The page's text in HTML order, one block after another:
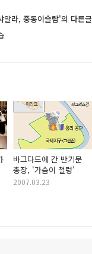
알라, 중동이슬람'의 다른글
바그다드에 간 반기문
총장, '가슴이 철렁'
2007.03.23